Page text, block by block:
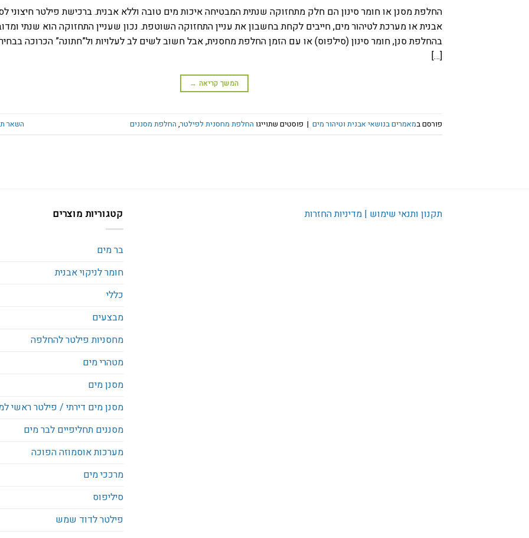
החלפת מסנן או חומר סינון הם חלק מתחזוקה שנתית המבטיחה איכות מים טובה וללא אבנית. ברכישת פילטר חיצוני
אבנית או מערכת לטיהור מים, חייבים לקחת בחשבון את עניין התחזוקה השוטפת. נכון שעניין התחזוקה הוא שנתי
בהחלפת סנן, חומר סינון (סילפוס) או עם הזמן החלפת מחסנית, אבל חשוב לשים לב לעלויות ול”חתונה” הכרוכה
[…]
המשך קריאה →
פורסם במאמרים בנושאי אבנית וטיהור מים | פוסטים שתוייגו החלפת מחסנית לפילטר, החלפת מסננים השאר
תקנון ותנאי שימוש | מדיניות החזרות קטגוריות מוצרים
בר מים
חומר לניקוי אבנית
כללי
מבצעים
מחסניות פילטר להחלפה
מטהרי מים
מסנן מים
מסנן מים דירתי / פילטר ראשי
מסננים תחליפיים לבר מים
מערכות אוסמוזה הפוכה
מרככי מים
סיליפוס
פילטר לדוד שמש